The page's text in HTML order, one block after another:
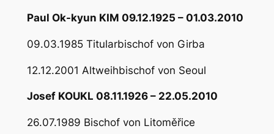
Paul Ok-kyun KIM 09.12.1925 – 01.03.2010
09.03.1985 Titularbischof von Girba
12.12.2001 Altweihbischof von Seoul
Josef KOUKL 08.11.1926 – 22.05.2010
26.07.1989 Bischof von Litoměřice